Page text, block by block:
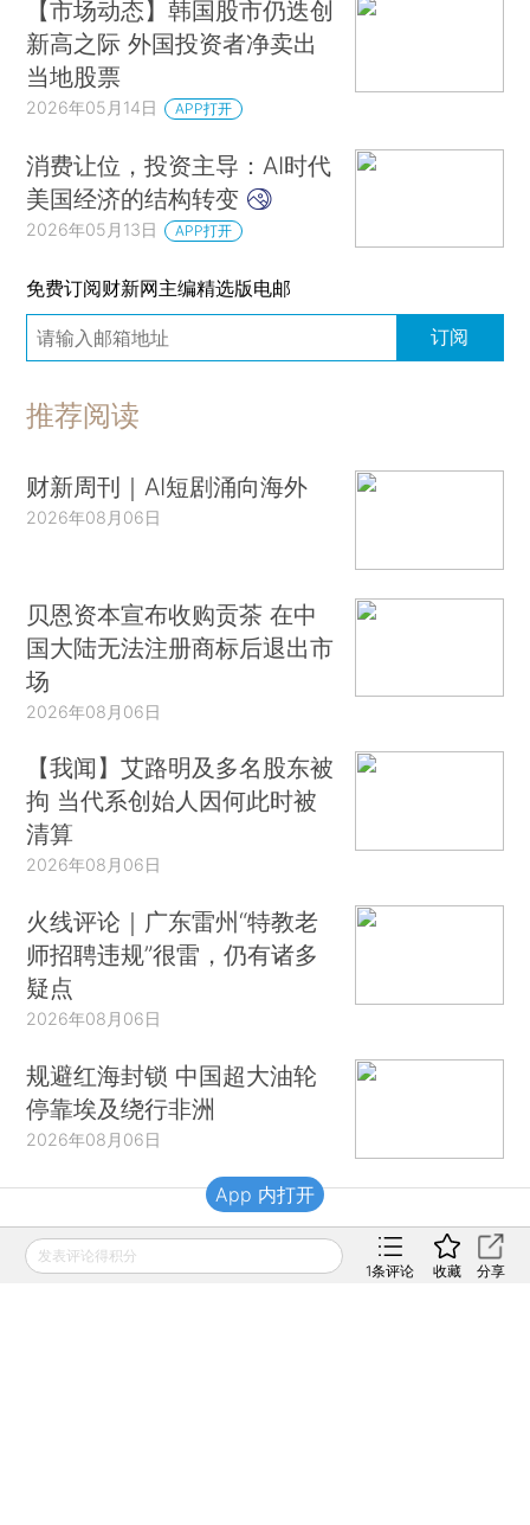
【市场动态】韩国股市仍迭创
新高之际 外国投资者净卖出
当地股票
2026年05月14日 APP打开
消费让位，投资主导：AI时代
美国经济的结构转变
2026年05月13日 APP打开
免费订阅财新网主编精选版电邮
订阅
推荐阅读
财新周刊｜AI短剧涌向海外
2026年08月06日
贝恩资本宣布收购贡茶 在中
国大陆无法注册商标后退出市
场
2026年08月06日
【我闻】艾路明及多名股东被
拘 当代系创始人因何此时被
清算
2026年08月06日
火线评论｜广东雷州“特教老
师招聘违规”很雷，仍有诸多
疑点
2026年08月06日
规避红海封锁 中国超大油轮
停靠埃及绕行非洲
2026年08月06日
财新移动
发表评论得积分
1条评论 收藏 分享
App 内打开